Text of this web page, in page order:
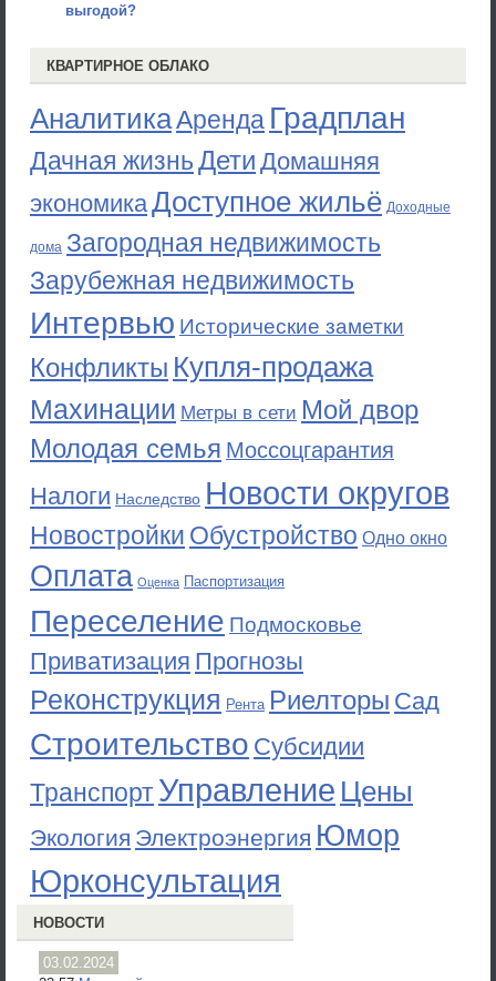
выгодой?
КВАРТИРНОЕ ОБЛАКО
АналитикаАренда Градплан
Дачная жизньДети Домашняя
экономикаДоступное жильё Доходные
дома Загородная недвижимость
Зарубежная недвижимость
Интервью Исторические заметки
Конфликты Купля-продажа
Махинации Метры в сети Мой двор
Молодая семья Моссоцгарантия
Налоги Наследство Новости округов
Новостройки Обустройство Одно окно
Оплата Оценка Паспортизация
Переселение Подмосковье
Приватизация Прогнозы
Реконструкция Рента Риелторы Сад
Строительство Субсидии
ТранспортУправление Цены
Экология Электроэнергия Юмор
Юрконсультация
НОВОСТИ
03.02.2024